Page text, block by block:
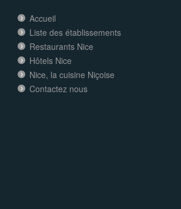
Accueil
Liste des établissements
Restaurants Nice
Hôtels Nice
Nice, la cuisine Niçoise
Contactez nous